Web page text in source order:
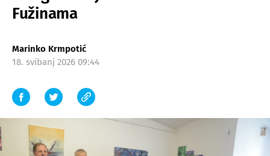
Fužinama
Marinko Krmpotić
18. svibanj 2026 09:44